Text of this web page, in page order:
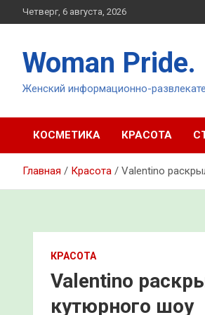
Перейти
к
Четверг, 6 августа, 2026
Woman Pride.
Женский информационно-
КОСМЕТИКА КРАСОТА
Главная Красота Valentino
КРАСОТА
Valentino
кутюрного шоу